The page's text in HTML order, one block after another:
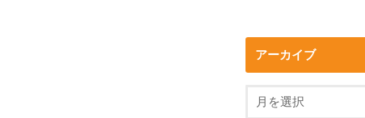
アーカイブ